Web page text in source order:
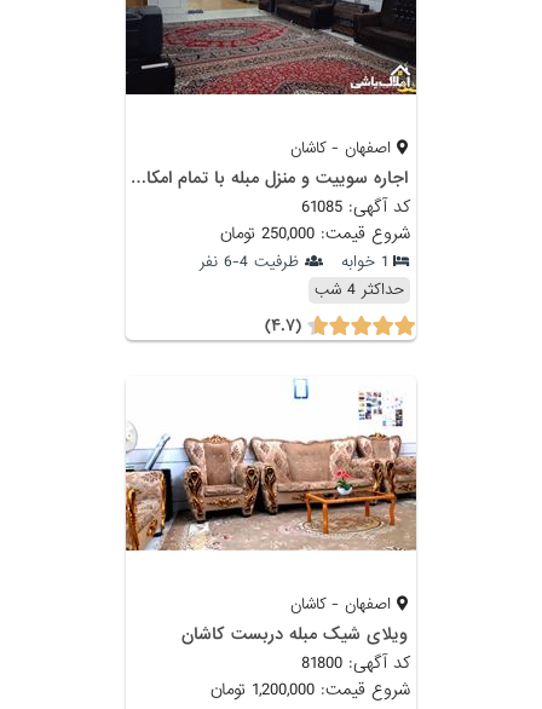
اصفهان - کاشان
اجاره سوییت و منزل مبله با تمام امکانات در کاشان
کد آگهی: 61085
شروع قیمت: 250,000 تومان
1 خوابه
ظرفیت 4-6 نفر
حداکثر 4 شب
(۴.۷)
اصفهان - کاشان
ویلای شیک مبله دربست کاشان
کد آگهی: 81800
شروع قیمت: 1,200,000 تومان